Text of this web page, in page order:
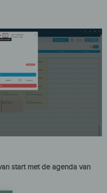
start met de agenda van